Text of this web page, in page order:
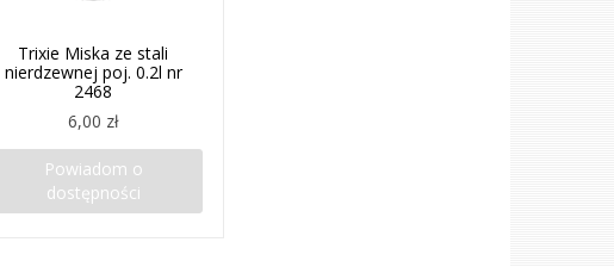
Trixie Miska ze stali
nierdzewnej poj. 0.2l nr
2468
6,00 zł
Powiadom o
dostępności